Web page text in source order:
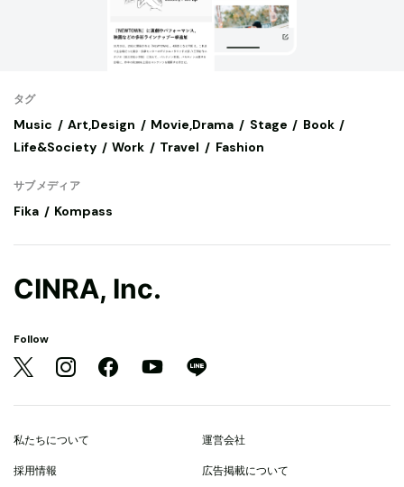
タグ
Music Art,Design Movie,Drama Stage
Book
Life&Society
Work Travel Fashion
サブメディア
Fika Kompass
CINRA, Inc.
Follow
私たちについて 運営会社
採用情報 広告掲載について